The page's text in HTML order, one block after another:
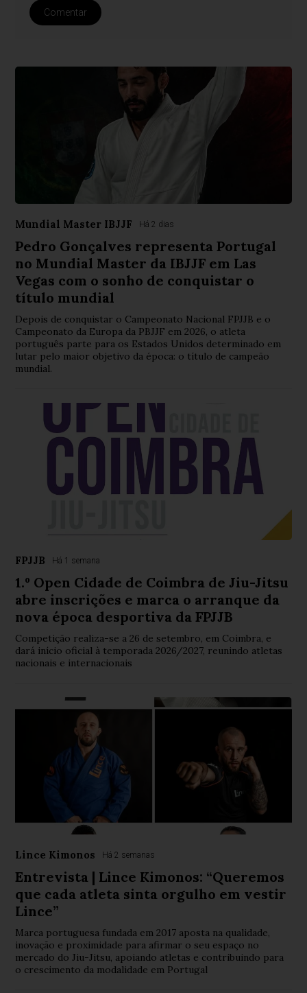
Comentar
Mundial Master IBJJF Há 2 dias
Pedro Gonçalves representa Portugal
no Mundial Master da IBJJF em Las
Vegas com o sonho de conquistar o
título mundial
Depois de conquistar o Campeonato Nacional FPJJB e o
Campeonato da Europa da PBJJF em 2026, o atleta
português parte para os Estados Unidos determinado em
lutar pelo maior objetivo da época: o título de campeão
mundial.
FPJJB Há 1 semana
1.º Open Cidade de Coimbra de Jiu-Jitsu
abre inscrições e marca o arranque da
nova época desportiva da FPJJB
Competição realiza-se a 26 de setembro, em Coimbra, e
dará início oficial à temporada 2026/2027, reunindo atletas
nacionais e internacionais
Lince Kimonos Há 2 semanas
Entrevista | Lince Kimonos: “Queremos
que cada atleta sinta orgulho em vestir
Lince”
Marca portuguesa fundada em 2017 aposta na qualidade,
inovação e proximidade para afirmar o seu espaço no
mercado do Jiu-Jitsu, apoiando atletas e contribuindo para
o crescimento da modalidade em Portugal